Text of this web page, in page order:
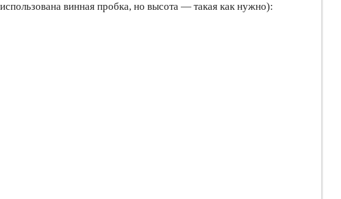
винная пробка, но высота — такая как нужно):